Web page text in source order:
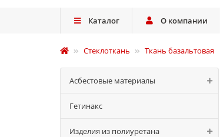
Каталог О компании
Стеклоткань Ткань базальтовая
Асбестовые материалы
Гетинакс
Изделия из полиуретана